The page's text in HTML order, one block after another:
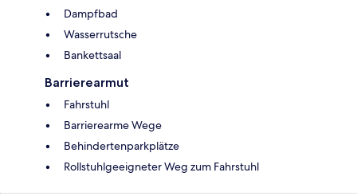
Dampfbad
Wasserrutsche
Bankettsaal
Barrierearmut
Fahrstuhl
Barrierearme Wege
Behindertenparkplätze
Rollstuhlgeeigneter Weg zum Fahrstuhl